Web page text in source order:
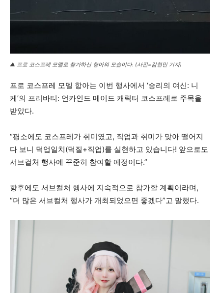
▲ 프로 코스프레 모델로 참가하신 항아의 모습이다. (사진=김현민 기자)
프로 코스프레 모델 항아는 이번 행사에서 ‘승리의 여신: 니
케’의 프리바티: 언카인드 메이드 캐릭터 코스프레로 주목을
받았다.
“평소에도 코스프레가 취미였고, 직업과 취미가 맞아 떨어지
다 보니 덕업일치(덕질+직업)를 실현하고 있습니다! 앞으로도
서브컬처 행사에 꾸준히 참여할 예정이다.”
향후에도 서브컬처 행사에 지속적으로 참가할 계획이라며,
“더 많은 서브컬처 행사가 개최되었으면 좋겠다”고 말했다.